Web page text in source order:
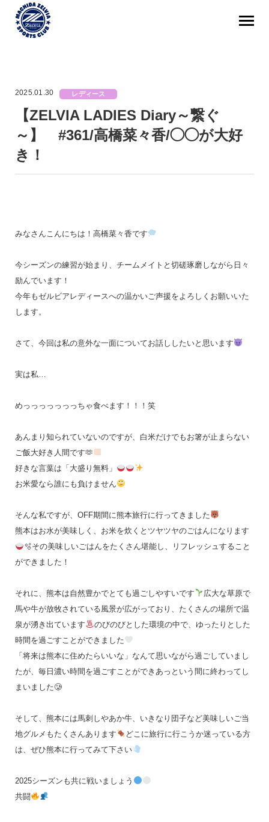
2025.01.30 レディース
【ZELVIA LADIES Diary～繋ぐ
～】 #361/高橋菜々香/◯◯が大好
き！
みなさんこんにちは！高橋菜々香です
今シーズンの練習が始まり、チームメイトと切磋琢磨しながら日々
励んでいます！
今年もゼルビアレディースへの温かいご声援をよろしくお願いいた
します。
さて、今回は私の意外な一面についてお話ししたいと思います
実は私…
めっっっっっっっちゃ食べます！！！笑
あんまり知られていないのですが、白米だけでもお箸が止まらない
ご飯大好き人間です🫶
好きな言葉は「大盛り無料」
お米愛なら誰にも負けません
そんな私ですが、OFF期間に熊本旅行に行ってきました
熊本はお水が美味しく、お米を炊くとツヤツヤのごはんになります
🫧その美味しいごはんをたくさん堪能し、リフレッシュすること
ができました！
それに、熊本は自然豊かでとても過ごしやすいです
広大な草原で
馬や牛が放牧されている風景が広がっており、たくさんの場所で温
泉が湧き出ています
のびのびとした環境の中で、ゆったりとした
時間を過ごすことができました
「将来は熊本に住めたらいいな」なんて思いながら過ごしていまし
たが、毎日濃い時間を過ごすことができあっという間に終わってし
まいました🥲
そして、熊本には馬刺しやあか牛、いきなり団子など美味しいご当
地グルメもたくさんあります
どこに旅行に行こうか迷っている方
は、ぜひ熊本に行ってみて下さい
2025シーズンも共に戦いましょう
共闘